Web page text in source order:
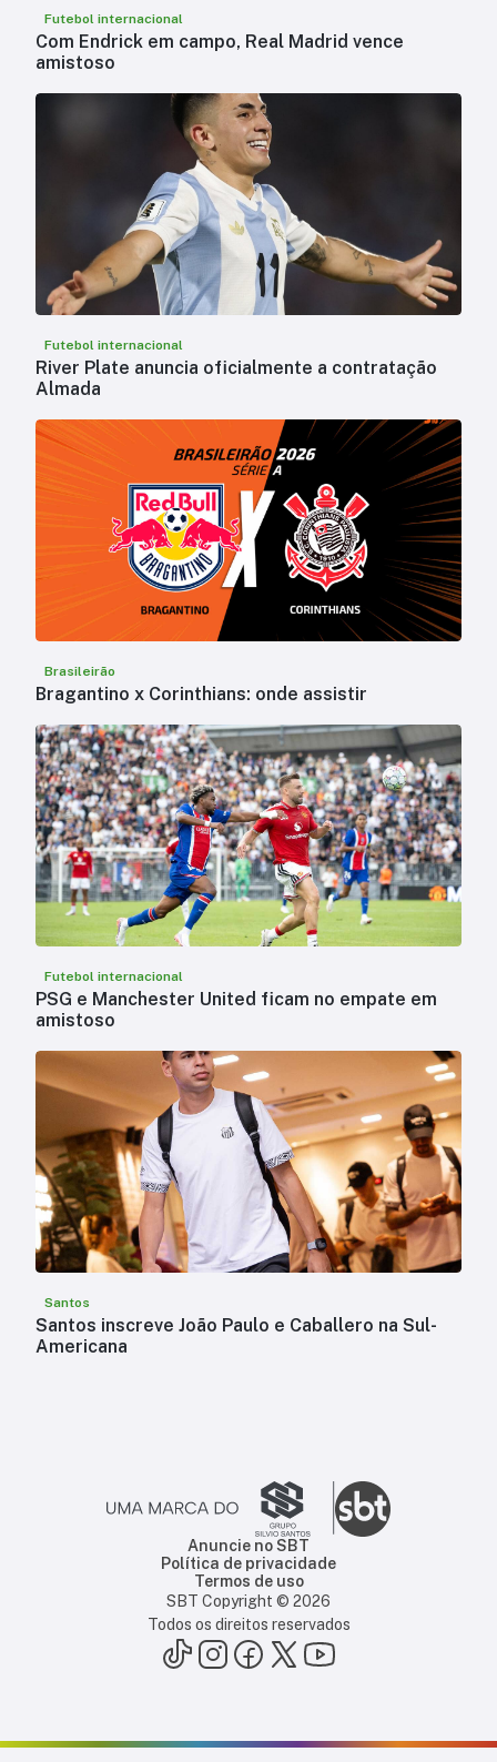
Futebol internacional
Com Endrick em campo, Real Madrid vence
amistoso
Futebol internacional
River Plate anuncia oficialmente a contratação
Almada
Brasileirão
Bragantino x Corinthians: onde assistir
Futebol internacional
PSG e Manchester United ficam no empate em
amistoso
Santos
Santos inscreve João Paulo e Caballero na Sul-
Americana
Anuncie no SBT
Política de privacidade
Termos de uso
SBT Copyright © 2026
Todos os direitos reservados